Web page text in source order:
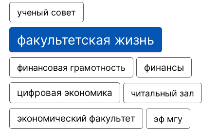
ученый совет
факультетская жизнь
финансовая грамотность финансы
цифровая экономика читальный зал
экономический факультет эф мгу